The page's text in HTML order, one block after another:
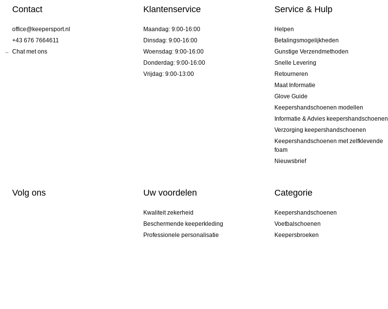
Contact
office@keepersport.nl
+43 676 7664611
Chat met ons
Klantenservice
Maandag: 9:00-16:00
Dinsdag: 9:00-16:00
Woensdag: 9:00-16:00
Donderdag: 9:00-16:00
Vrijdag: 9:00-13:00
Service & Hulp
Helpen
Betalingsmogelijkheden
Gunstige Verzendmethoden
Snelle Levering
Retourneren
Maat Informatie
Glove Guide
Keepershandschoenen modellen
Informatie & Advies keepershandschoenen
Verzorging keepershandschoenen
Keepershandschoenen met zelfklevende
foam
Nieuwsbrief
Volg ons Uw voordelen
Kwaliteit zekerheid
Beschermende keeperkleding
Professionele personalisatie
Categorie
Keepershandschoenen
Voetbalschoenen
Keepersbroeken